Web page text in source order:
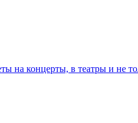
на концерты, в театры и не